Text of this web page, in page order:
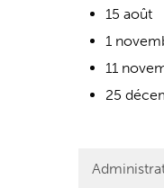
15 août
1
11
25